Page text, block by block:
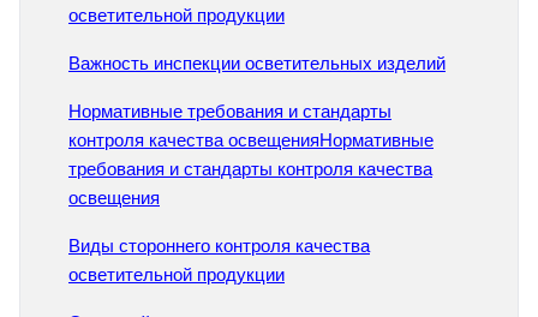
осветительной продукции
Важность инспекции осветительных изделий
Нормативные требования и стандарты
контроля качества освещенияНормативные
требования и стандарты контроля качества
освещения
Виды стороннего контроля качества
осветительной продукции